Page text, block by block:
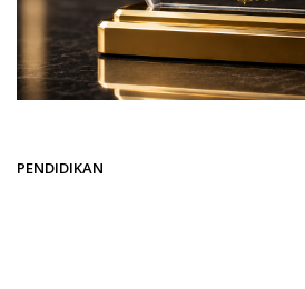
PENDIDIKAN